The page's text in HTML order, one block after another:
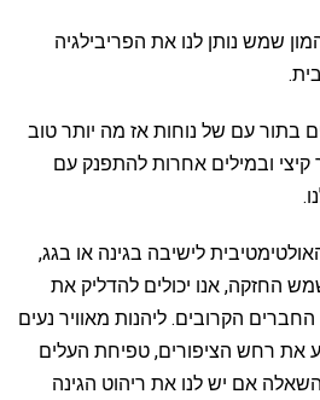
שמש נותן לנו את הפריבילגיה
בתור עם של נוחות אז מה יותר טוב
קיצי ובמילים אחרות להתפנק עם
לישיבה בגינה או בגג,
החזקה, אנו יכולים להדליק את
הקרובים. ליהנות מאוויר נעים
את רחש הציפורים, טפיחת העלים
אם יש לנו את ריהוט הגינה